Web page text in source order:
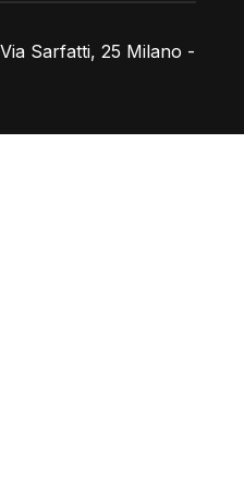
Sarfatti, 25 Milano -